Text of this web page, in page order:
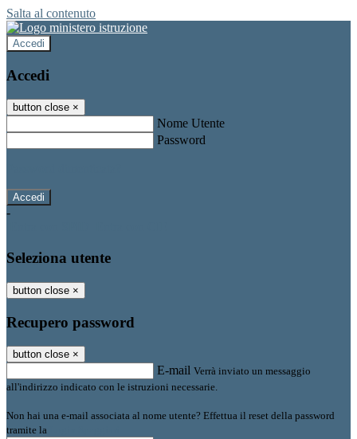
Salta al contenuto
Accedi
Accedi
button close ×
Nome Utente
Password
-
Seleziona utente
button close ×
Recupero password
button close ×
E-mail Verrà inviato un messaggio
all'indirizzo indicato con le istruzioni necessarie.
Non hai una e-mail associata al nome utente? Effettua il reset della password
tramite la